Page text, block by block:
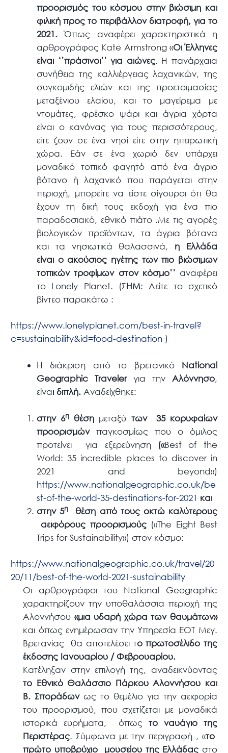
προορισμός του κόσμου στην βιώσιμη και
φιλική προς το περιβάλλον διατροφή, για το
2021. Όπως αναφέρει χαρακτηριστικά η
αρθρογράφος Kate Armstrong «Οι Έλληνες
είναι ‘’πράσινοι’’ για αιώνες. Η πανάρχαια
συνήθεια της καλλιέργειας λαχανικών, της
συγκομιδής ελιών και της προετοιμασίας
μεταξένιου ελαίου, και το μαγείρεμα με
ντομάτες, φρέσκο ψάρι και άγρια χόρτα
είναι ο κανόνας για τους περισσότερους,
είτε ζουν σε ένα νησί είτε στην ηπειρωτική
χώρα. Εάν σε ένα χωριό δεν υπάρχει
μοναδικό τοπικό φαγητό από ένα άγριο
βότανο ή λαχανικό που παράγεται στην
περιοχή, μπορείτε να είστε σίγουροι ότι θα
έχουν τη δική τους εκδοχή για ένα πιο
παραδοσιακό, εθνικό πιάτο .Με τις αγορές
βιολογικών προϊόντων, τα άγρια βότανα
και τα νησιωτικά θαλασσινά, η Ελλάδα
είναι ο ακούσιος ηγέτης των πιο βιώσιμων
τοπικών τροφίμων στον κόσμο’’ αναφέρει
το Lonely Planet. (ΣΗΜ: Δείτε το σχετικό
βίντεο παρακάτω :
https://www.lonelyplanet.com/best-in-travel?
c=sustainability&id=food-destination )
Η διάκριση από το βρετανικό National
Geographic Travelerγια την Αλόννησο,
είναι διπλή. Αναδείχθηκε:
στην 6η θέση μεταξύ των 35 κορυφαίων
προορισμώνπαγκοσμίως που ο όμιλος
προτείνει για εξερεύνηση («Best of the
World: 35 incredible places to discover in
2021 and beyond»)
https://www.nationalgeographic.co.uk/be
st-of-the-world-35-destinations-for-2021 και
στην 5η
θέση από τους οκτώ καλύτερους
αειφόρους προορισμούς(«The Eight Best
Trips for Sustainability») στον κόσμο:
https://www.nationalgeographic.co.uk/travel/20
20/11/best-of-the-world-2021-sustainability
Οι αρθρογράφοι του National Geographic
χαρακτηρίζουν την υποθαλάσσια περιοχή της
Αλοννήσου «μια υδαρή χώρα των θαυμάτων»
και όπως ενημέρωσαν την Υπηρεσία ΕΟΤ Μεγ.
Βρετανίας θα αποτελέσει το πρωτοσέλιδο της
έκδοσης Ιανουαρίου / Φεβρουαρίου.
Κατέληξαν στην επιλογή της, αναδεικνύοντας
το Εθνικό Θαλάσσιο Πάρκου Αλοννήσου και
Β. Σποράδωνως το θεμέλιο για την αειφορία
του προορισμού, που σχετίζεται με μοναδικά
ιστορικά ευρήματα, όπως το ναυάγιο της
Περιστέρας. Σύμφωνα με την περιγραφή , «το
πρώτο υποβρύχιο μουσείου της Ελλάδας στο